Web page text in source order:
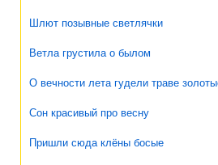
Шлют позывные светлячки
Ветла грустила о былом
О вечности лета гудели траве
Сон красивый про весну
Пришли сюда клёны босые